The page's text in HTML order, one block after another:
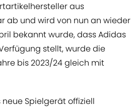
aus
ab und wird von nun an wieder
bekannt wurde, dass Adidas
stellt, wurde die
bis 2023/24 gleich mit
Spielgerät offiziell